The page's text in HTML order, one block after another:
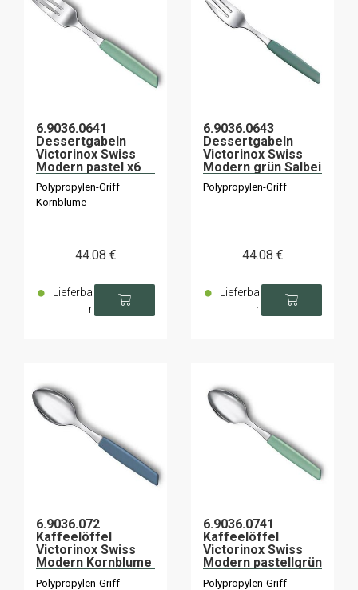
6.9036.0641
Dessertgabeln
Victorinox Swiss
Modern pastel x6
Polypropylen-Griff
Kornblume
44.08 €
Lieferba
r
6.9036.0643
Dessertgabeln
Victorinox Swiss
Modern grün Salbei
x6
Polypropylen-Griff
44.08 €
Lieferba
r
6.9036.072
Kaffeelöffel
Victorinox Swiss
Modern Kornblume
x6
Polypropylen-Griff
6.9036.0741
Kaffeelöffel
Victorinox Swiss
Modern pastellgrün
x6
Polypropylen-Griff